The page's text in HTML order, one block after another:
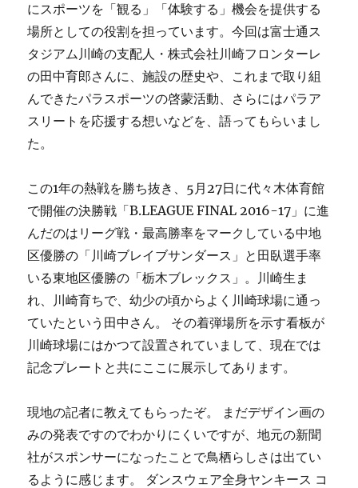
にスポーツを「観る」「体験する」機会を提供する
場所としての役割を担っています。今回は富士通ス
タジアム川崎の支配人・株式会社川崎フロンターレ
の田中育郎さんに、施設の歴史や、これまで取り組
んできたパラスポーツの啓蒙活動、さらにはパラア
スリートを応援する想いなどを、語ってもらいまし
た。
この1年の熱戦を勝ち抜き、5月27日に代々木体育館
で開催の決勝戦「B.LEAGUE FINAL 2016-17」に進
んだのはリーグ戦・最高勝率をマークしている中地
区優勝の「川崎ブレイブサンダース」と田臥選手率
いる東地区優勝の「栃木ブレックス」。川崎生ま
れ、川崎育ちで、幼少の頃からよく川崎球場に通っ
ていたという田中さん。 その着弾場所を示す看板が
川崎球場にはかつて設置されていまして、現在では
記念プレートと共にここに展示してあります。
現地の記者に教えてもらったぞ。 まだデザイン画の
みの発表ですのでわかりにくいですが、地元の新聞
社がスポンサーになったことで鳥栖らしさは出てい
るように感じます。 ダンスウェア全身ヤンキース コ